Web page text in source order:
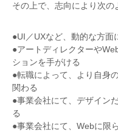
その上で、志向により次の
●UI／UXなど、動的な方面
●アートディレクターや
ションを手がける
●転職によって、より自身
関わる
●事業会社にて、デザイン
る
●事業会社にて、Webに限